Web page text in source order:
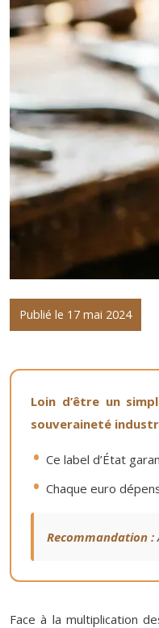
Publié le 17 mai 2024
Loin d’être un
souveraineté
Ce label d’État
Chaque euro
Recommandation :
Face à la multiplication